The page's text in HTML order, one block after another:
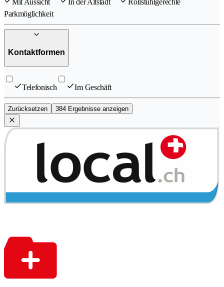
Mit Aussicht In der Altstadt
Rollstuhlgerechte
Parkmöglichkeit
Kontaktformen
Telefonisch Im Geschäft
Zurücksetzen 384 Ergebnisse anzeigen